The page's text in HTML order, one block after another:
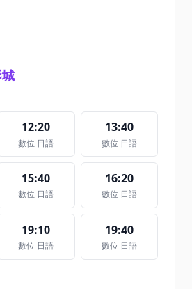
12:20
數位 日語
13:40
數位 日語
15:40
數位 日語
16:20
數位 日語
19:10
數位 日語
19:40
數位 日語